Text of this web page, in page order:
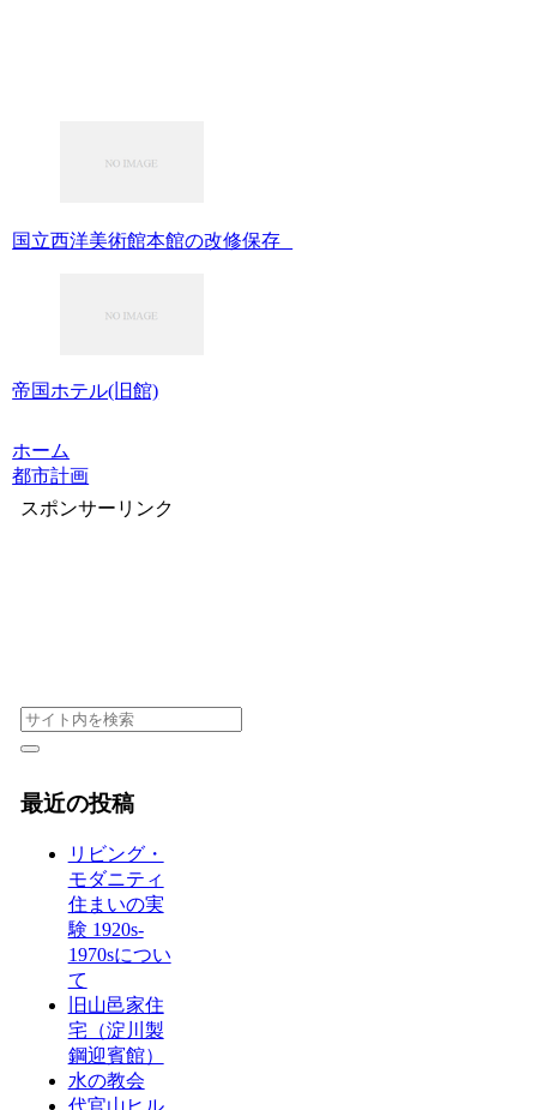
国立西洋美術館本館の改修保存
帝国ホテル(旧館)
ホーム
都市計画
スポンサーリンク
最近の投稿
リビング・
モダニティ
住まいの実
験 1920s-
1970sについ
て
旧山邑家住
宅（淀川製
鋼迎賓館）
水の教会
代官山ヒル